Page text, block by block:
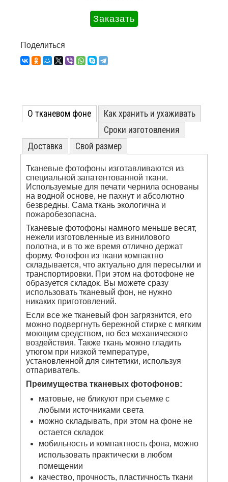
Поделиться
О тканевом фоне
Как хранить и ухаживать
Сроки изготовления
Доставка
Свой размер
Тканевые фотофоны изготавливаются из
специальной запатентованной ткани.
Используемые для печати чернила основаны
на водной основе, не пахнут и абсолютно
безвредны. Сама ткань экологична и
пожаробезопасна.
Тканевые фотофоны намного меньше весят,
нежели изготовленные из винилового
полотна, и в то же время отлично держат
форму. Фотофон из ткани компактно
складывается, что актуально для пересылки и
транспортировки. При этом на фотофоне не
образуется складок. Вы можете сразу
использовать тканевый фон, не нужно
никаких приготовлений.
Если все же тканевый фон загрязнится, его
можно подвергнуть бережной стирке с мягким
моющим средством, но без механического
воздействия. Также ткань можно гладить
утюгом при низкой температуре,
установленной для синтетики, используя
отпариватель.
Преимущества тканевых фотофонов:
матовые, не бликуют при съемке с
любыми источниками света
можно складывать, при этом на фоне не
остается складок
мобильность и компактность фона, можно
использовать практически в любом
помещении
качество, прочность, пластичность ткани